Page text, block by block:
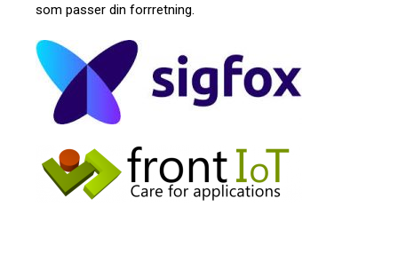
som passer din forrretning.